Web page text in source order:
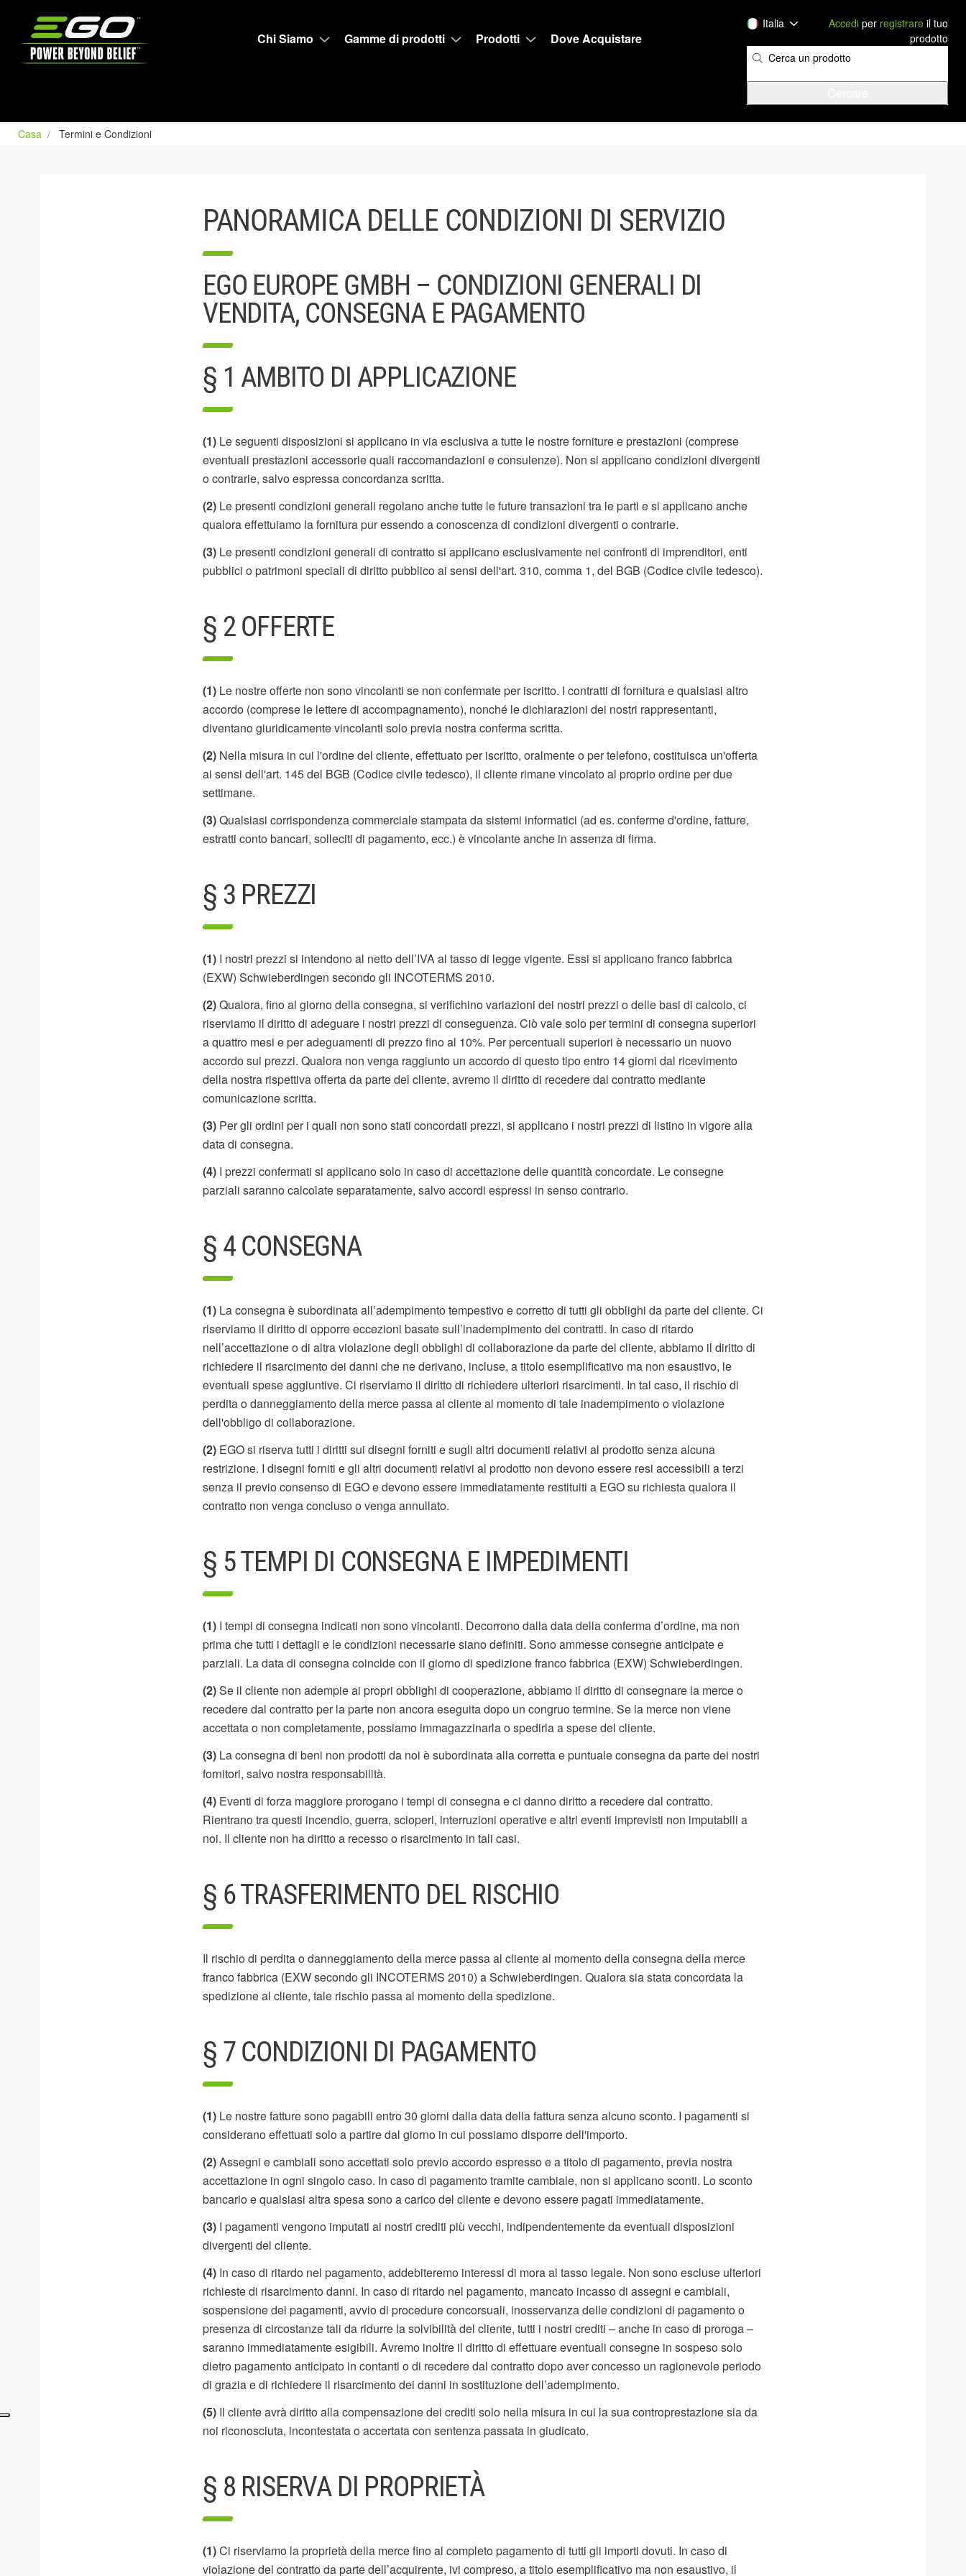
Chi Siamo
Gamme di prodotti Prodotti Dove Acquistare
Italia Accedi per registrare il tuo
prodotto
Casa Termini e Condizioni
PANORAMICA DELLE CONDIZIONI DI SERVIZIO
EGO EUROPE GMBH – CONDIZIONI GENERALI DI
VENDITA, CONSEGNA E PAGAMENTO
§ 1 AMBITO DI APPLICAZIONE
(1) Le seguenti disposizioni si applicano in via esclusiva a tutte le nostre forniture e prestazioni (comprese
eventuali prestazioni accessorie quali raccomandazioni e consulenze). Non si applicano condizioni divergenti
o contrarie, salvo espressa concordanza scritta.
(2) Le presenti condizioni generali regolano anche tutte le future transazioni tra le parti e si applicano anche
qualora effettuiamo la fornitura pur essendo a conoscenza di condizioni divergenti o contrarie.
(3) Le presenti condizioni generali di contratto si applicano esclusivamente nei confronti di imprenditori, enti
pubblici o patrimoni speciali di diritto pubblico ai sensi dell'art. 310, comma 1, del BGB (Codice civile tedesco).
§ 2 OFFERTE
(1) Le nostre offerte non sono vincolanti se non confermate per iscritto. I contratti di fornitura e qualsiasi altro
accordo (comprese le lettere di accompagnamento), nonché le dichiarazioni dei nostri rappresentanti,
diventano giuridicamente vincolanti solo previa nostra conferma scritta.
(2) Nella misura in cui l'ordine del cliente, effettuato per iscritto, oralmente o per telefono, costituisca un'offerta
ai sensi dell'art. 145 del BGB (Codice civile tedesco), il cliente rimane vincolato al proprio ordine per due
settimane.
(3)Qualsiasi corrispondenza commerciale stampata da sistemi informatici (ad es. conferme d'ordine, fatture,
estratti conto bancari, solleciti di pagamento, ecc.) è vincolante anche in assenza di firma.
§ 3 PREZZI
(1) I nostri prezzi si intendono al netto dell’IVA al tasso di legge vigente. Essi si applicano franco fabbrica
(EXW) Schwieberdingen secondo gli INCOTERMS 2010.
(2)Qualora, fino al giorno della consegna, si verifichino variazioni dei nostri prezzi o delle basi di calcolo, ci
riserviamo il diritto di adeguare i nostri prezzi di conseguenza. Ciò vale solo per termini di consegna superiori
a quattro mesi e per adeguamenti di prezzo fino al 10%. Per percentuali superiori è necessario un nuovo
accordo sui prezzi. Qualora non venga raggiunto un accordo di questo tipo entro 14 giorni dal ricevimento
della nostra rispettiva offerta da parte del cliente, avremo il diritto di recedere dal contratto mediante
comunicazione scritta.
(3) Per gli ordini per i quali non sono stati concordati prezzi, si applicano i nostri prezzi di listino in vigore alla
data di consegna.
(4) I prezzi confermati si applicano solo in caso di accettazione delle quantità concordate. Le consegne
parziali saranno calcolate separatamente, salvo accordi espressi in senso contrario.
§ 4 CONSEGNA
(1) La consegna è subordinata all’adempimento tempestivo e corretto di tutti gli obblighi da parte del cliente. Ci
riserviamo il diritto di opporre eccezioni basate sull’inadempimento dei contratti. In caso di ritardo
nell’accettazione o di altra violazione degli obblighi di collaborazione da parte del cliente, abbiamo il diritto di
richiedere il risarcimento dei danni che ne derivano, incluse, a titolo esemplificativo ma non esaustivo, le
eventuali spese aggiuntive. Ci riserviamo il diritto di richiedere ulteriori risarcimenti. In tal caso, il rischio di
perdita o danneggiamento della merce passa al cliente al momento di tale inadempimento o violazione
dell'obbligo di collaborazione.
(2) EGO si riserva tutti i diritti sui disegni forniti e sugli altri documenti relativi al prodotto senza alcuna
restrizione. I disegni forniti e gli altri documenti relativi al prodotto non devono essere resi accessibili a terzi
senza il previo consenso di EGO e devono essere immediatamente restituiti a EGO su richiesta qualora il
contratto non venga concluso o venga annullato.
§ 5 TEMPI DI CONSEGNA E IMPEDIMENTI
(1) I tempi di consegna indicati non sono vincolanti. Decorrono dalla data della conferma d’ordine, ma non
prima che tutti i dettagli e le condizioni necessarie siano definiti. Sono ammesse consegne anticipate e
parziali. La data di consegna coincide con il giorno di spedizione franco fabbrica (EXW) Schwieberdingen.
(2)Se il cliente non adempie ai propri obblighi di cooperazione, abbiamo il diritto di consegnare la merce o
recedere dal contratto per la parte non ancora eseguita dopo un congruo termine. Se la merce non viene
accettata o non completamente, possiamo immagazzinarla o spedirla a spese del cliente.
(3) La consegna di beni non prodotti da noi è subordinata alla corretta e puntuale consegna da parte dei nostri
fornitori, salvo nostra responsabilità.
(4) Eventi di forza maggiore prorogano i tempi di consegna e ci danno diritto a recedere dal contratto.
Rientrano tra questi incendio, guerra, scioperi, interruzioni operative e altri eventi imprevisti non imputabili a
noi. Il cliente non ha diritto a recesso o risarcimento in tali casi.
§ 6 TRASFERIMENTO DEL RISCHIO
Il rischio di perdita o danneggiamento della merce passa al cliente al momento della consegna della merce
franco fabbrica (EXW secondo gli INCOTERMS 2010) a Schwieberdingen. Qualora sia stata concordata la
spedizione al cliente, tale rischio passa al momento della spedizione.
§ 7 CONDIZIONI DI PAGAMENTO
(1) Le nostre fatture sono pagabili entro 30 giorni dalla data della fattura senza alcuno sconto. I pagamenti si
considerano effettuati solo a partire dal giorno in cui possiamo disporre dell'importo.
(2)Assegni e cambiali sono accettati solo previo accordo espresso e a titolo di pagamento, previa nostra
accettazione in ogni singolo caso. In caso di pagamento tramite cambiale, non si applicano sconti. Lo sconto
bancario e qualsiasi altra spesa sono a carico del cliente e devono essere pagati immediatamente.
(3) I pagamenti vengono imputati ai nostri crediti più vecchi, indipendentemente da eventuali disposizioni
divergenti del cliente.
(4) In caso di ritardo nel pagamento, addebiteremo interessi di mora al tasso legale. Non sono escluse ulteriori
richieste di risarcimento danni. In caso di ritardo nel pagamento, mancato incasso di assegni e cambiali,
sospensione dei pagamenti, avvio di procedure concorsuali, inosservanza delle condizioni di pagamento o
presenza di circostanze tali da ridurre la solvibilità del cliente, tutti i nostri crediti – anche in caso di proroga –
saranno immediatamente esigibili. Avremo inoltre il diritto di effettuare eventuali consegne in sospeso solo
dietro pagamento anticipato in contanti o di recedere dal contratto dopo aver concesso un ragionevole periodo
di grazia e di richiedere il risarcimento dei danni in sostituzione dell’adempimento.
(5) Il cliente avrà diritto alla compensazione dei crediti solo nella misura in cui la sua controprestazione sia da
noi riconosciuta, incontestata o accertata con sentenza passata in giudicato.
§ 8 RISERVA DI PROPRIETÀ
(1)Ci riserviamo la proprietà della merce fino al completo pagamento di tutti gli importi dovuti. In caso di
violazione del contratto da parte dell’acquirente, ivi compreso, a titolo esemplificativo ma non esaustivo, il